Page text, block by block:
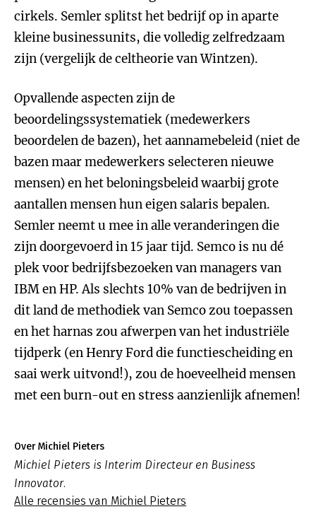
cirkels. Semler splitst het bedrijf op in aparte
kleine businessunits, die volledig zelfredzaam
zijn (vergelijk de celtheorie van Wintzen).
Opvallende aspecten zijn de
beoordelingssystematiek (medewerkers
beoordelen de bazen), het aannamebeleid (niet de
bazen maar medewerkers selecteren nieuwe
mensen) en het beloningsbeleid waarbij grote
aantallen mensen hun eigen salaris bepalen.
Semler neemt u mee in alle veranderingen die
zijn doorgevoerd in 15 jaar tijd. Semco is nu dé
plek voor bedrijfsbezoeken van managers van
IBM en HP. Als slechts 10% van de bedrijven in
dit land de methodiek van Semco zou toepassen
en het harnas zou afwerpen van het industriële
tijdperk (en Henry Ford die functiescheiding en
saai werk uitvond!), zou de hoeveelheid mensen
met een burn-out en stress aanzienlijk afnemen!
Over Michiel Pieters
Michiel Pieters is Interim Directeur en Business
Innovator.
Alle recensies van Michiel Pieters